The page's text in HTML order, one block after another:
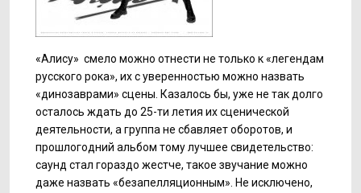
«Алису» смело можно отнести не только к «легендам
русского рока», их с уверенностью можно назвать
«динозаврами» сцены. Казалось бы, уже не так долго
осталось ждать до 25-ти летия их сценической
деятельности, а группа не сбавляет оборотов, и
прошлогодний альбом тому лучшее свидетельство:
саунд стал гораздо жестче, такое звучание можно
даже назвать «безапелляционным». Не исключено,